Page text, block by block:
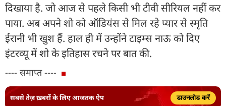
दिखाया है. जो आज से पहले किसी भी टीवी सीरियल नहीं कर
पाया. अब अपने शो को ऑडियंस से मिल रहे प्यार से स्मृति
ईरानी भी खुश हैं. हाल ही में उन्होंने टाइम्स नाऊ को दिए
इंटरव्यू में शो के इतिहास रचने पर बात की.
---- समाप्त ----
सबसे तेज़ ख़बरों के लिए आजतक ऐप डाउनलोड करें